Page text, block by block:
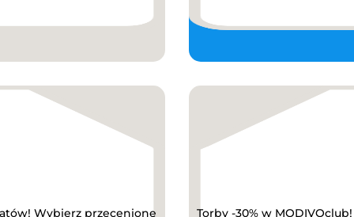
Wybierz przecenione Torby -30% w